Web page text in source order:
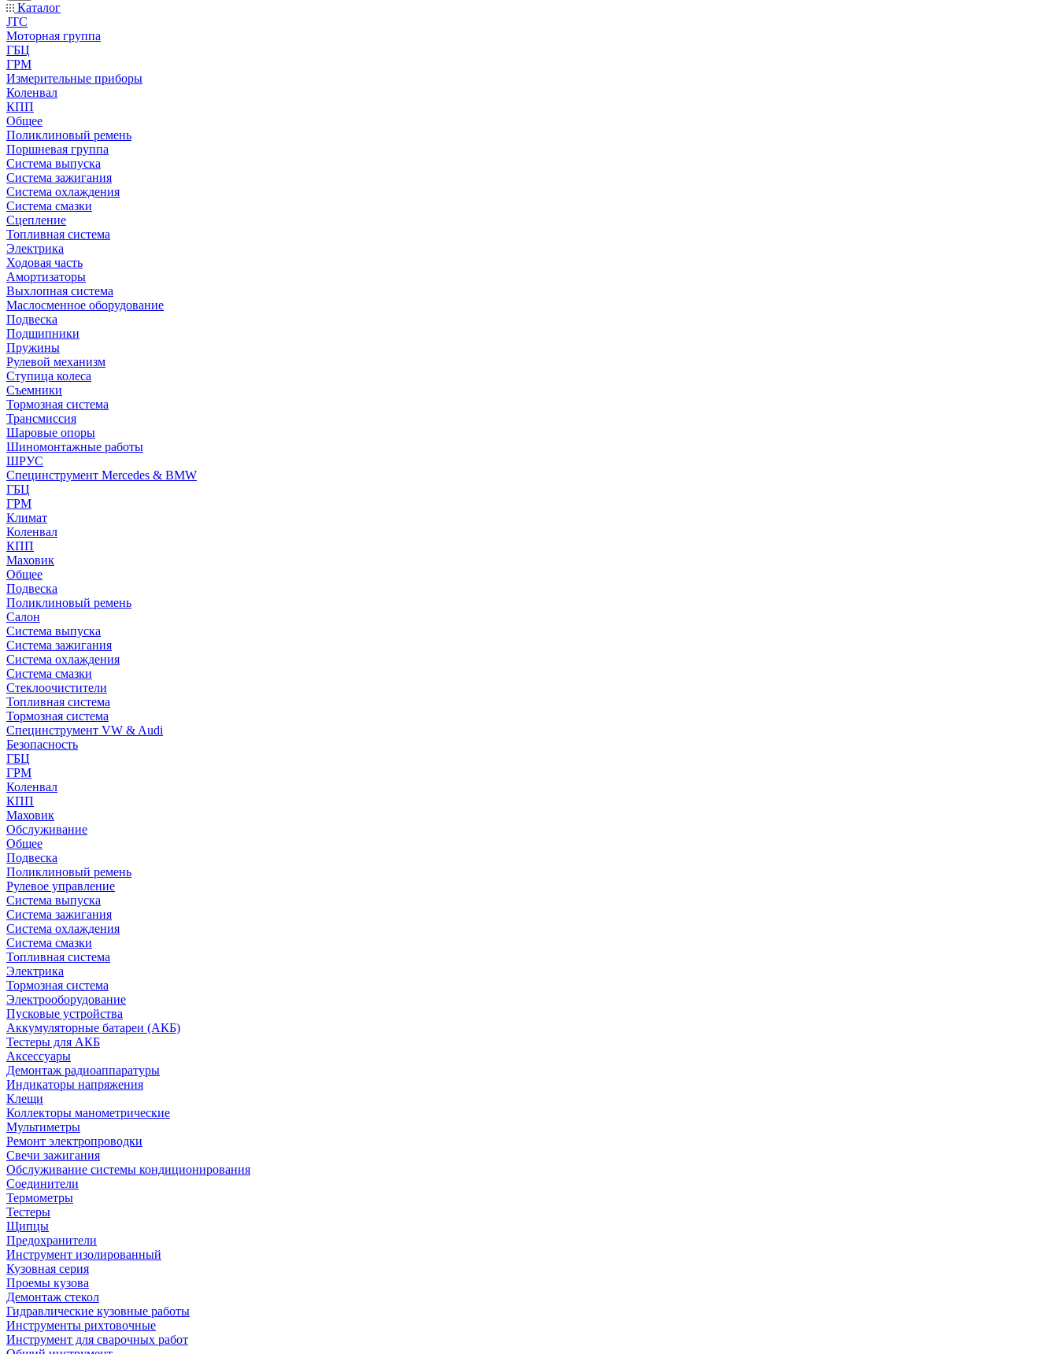
Каталог
JTC
Моторная группа
ГБЦ
ГРМ
Измерительные приборы
Коленвал
КПП
Общее
Поликлиновый ремень
Поршневая группа
Система выпуска
Система зажигания
Система охлаждения
Система смазки
Сцепление
Топливная система
Электрика
Ходовая часть
Амортизаторы
Выхлопная система
Маслосменное оборудование
Подвеска
Подшипники
Пружины
Рулевой механизм
Ступица колеса
Съемники
Тормозная система
Трансмиссия
Шаровые опоры
Шиномонтажные работы
ШРУС
Специнструмент Mercedes & BMW
ГБЦ
ГРМ
Климат
Коленвал
КПП
Маховик
Общее
Подвеска
Поликлиновый ремень
Салон
Система выпуска
Система зажигания
Система охлаждения
Система смазки
Стеклоочистители
Топливная система
Тормозная система
Специнструмент VW & Audi
Безопасность
ГБЦ
ГРМ
Коленвал
КПП
Маховик
Обслуживание
Общее
Подвеска
Поликлиновый ремень
Рулевое управление
Система выпуска
Система зажигания
Система охлаждения
Система смазки
Топливная система
Электрика
Тормозная система
Электрооборудование
Пусковые устройства
Аккумуляторные батареи (АКБ)
Тестеры для АКБ
Аксессуары
Демонтаж радиоаппаратуры
Индикаторы напряжения
Клещи
Коллекторы манометрические
Мультиметры
Ремонт электропроводки
Свечи зажигания
Обслуживание системы кондиционирования
Соединители
Термометры
Тестеры
Щипцы
Предохранители
Инструмент изолированный
Кузовная серия
Проемы кузова
Демонтаж стекол
Гидравлические кузовные работы
Инструменты рихтовочные
Инструмент для сварочных работ